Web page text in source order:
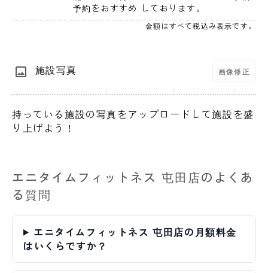
予約をおすすめ しております。
金額はすべて税込み表示です。
施設写真 画像修正
持っている施設の写真をアップロードして施設を盛
り上げよう！
エニタイムフィットネス 屯田店のよくあ
る質問
エニタイムフィットネス 屯田店の月額料金
はいくらですか？